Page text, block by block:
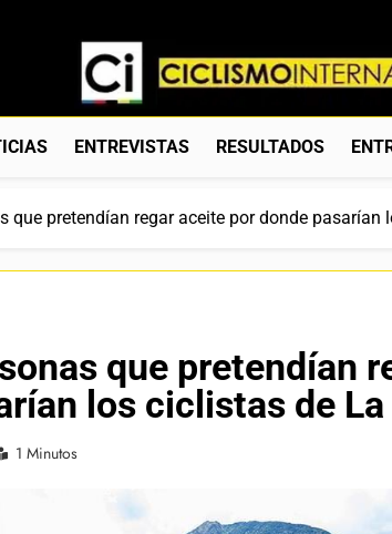
Ciclismo
Web Dedicada Al Ciclismo Mundial.
ENTREVISTAS RESULTADOS
que pretendían regar aceite por donde pasarían
que pretendían
los ciclistas de
1 Minutos